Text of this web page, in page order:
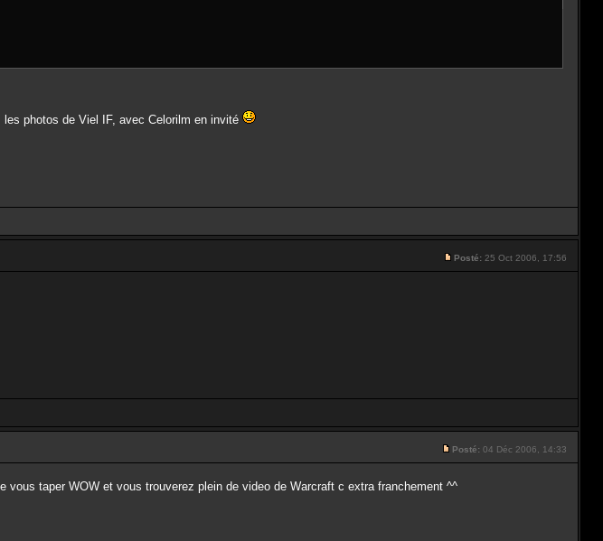
photos de Viel IF, avec Celorilm en invité
Posté: 25 Oct 2006, 17:56
Posté: 04 Déc 2006, 14:33
taper WOW et vous trouverez plein de video de Warcraft c extra franchement ^^